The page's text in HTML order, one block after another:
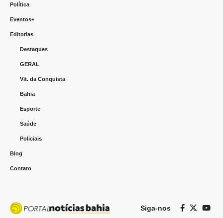
Política
Eventos+
Editorias
Destaques
GERAL
Vit. da Conquista
Bahia
Esporte
Saúde
Policiais
Blog
Contato
Siga-nos